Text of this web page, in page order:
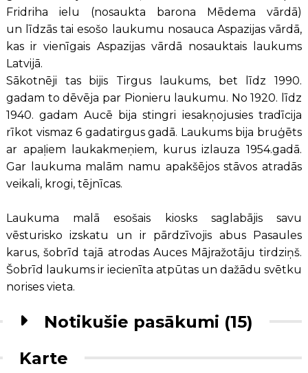
Fridriha ielu (nosaukta barona Мēdema vārdā)
un līdzās tai esošo laukumu nosauca Aspazijas vārdā,
kas ir vienīgais Aspazijas vārdā nosauktais laukums
Latvijā.
Sākotnēji tas bijis Tirgus laukums, bet līdz 1990.
gadam to dēvēja par Pionieru laukumu. No 1920. līdz
1940. gadam Aucē bija stingri iesakņojusies tradīcija
rīkot vismaz 6 gadatirgus gadā. Laukums bija bruģēts
ar apaļiem laukakmeņiem, kurus izlauza 1954.gadā.
Gar laukuma malām namu apakšējos stāvos atradās
veikali, krogi, tējnīcas.
Laukuma malā esošais kiosks saglabājis savu
vēsturisko izskatu un ir pārdzīvojis abus Pasaules
karus, šobrīd tajā atrodas Auces Mājražotāju tirdziņš.
Šobrīd laukums ir iecienīta atpūtas un dažādu svētku
norises vieta.
Notikušie pasākumi (15)
Karte